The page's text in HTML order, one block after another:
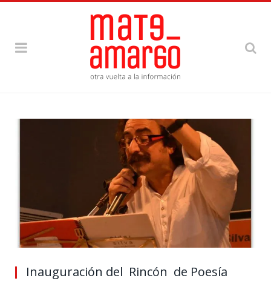
Inauguración del Rincón de Poesía